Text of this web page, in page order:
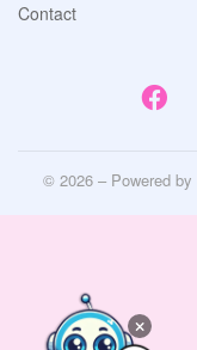
Contact
© 2026 – Powered by